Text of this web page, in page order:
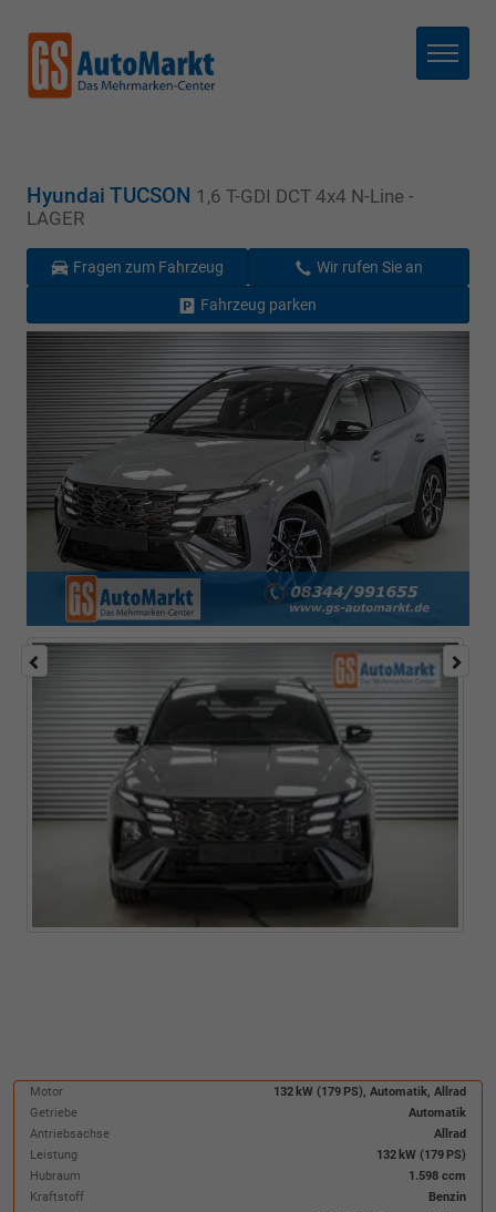
Menü
Hyundai TUCSON 1,6 T-GDI DCT 4x4 N-Line -
LAGER
Fragen zum Fahrzeug Wir rufen Sie an
Fahrzeug parken
Motor
132 kW (179 PS), Automatik, Allrad
Getriebe
Automatik
Antriebsachse
Allrad
Leistung
132 kW (179 PS)
Hubraum
1.598 ccm
Kraftstoff
Benzin